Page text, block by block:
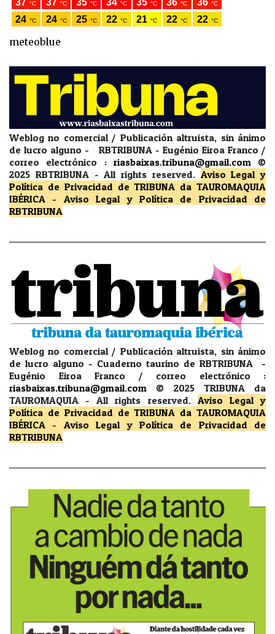
meteoblue
Weblog no comercial / Publicación altruista, sin ánimo
de lucro alguno - RBTRIBUNA - Eugénio Eiroa Franco /
correo electrónico : riasbaixas.tribuna@gmail.com
©
2025 RBTRIBUNA -All rights reserved. Aviso Legal y
Política de Privacidad de TRIBUNA da TAUROMAQUIA
IBÉRICA - Aviso Legal y Política de Privacidad
de
RBTRIBUNA
Weblog no comercial / Publicación altruista, sin ánimo
de lucro alguno - Cuaderno taurino de RBTRIBUNA -
Eugénio Eiroa Franco / correo electrónico :
riasbaixas.tribuna@gmail.com
© 2025 TRIBUNA da
TAUROMAQUIA -All rights reserved. Aviso Legal y
Política de Privacidad de TRIBUNA da TAUROMAQUIA
IBÉRICA - Aviso Legal y Política de Privacidad
de
RBTRIBUNA